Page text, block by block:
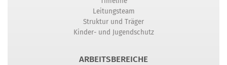
Leitungsteam
Struktur und Träger
Kinder- und Jugendschutz
ARBEITSBEREICHE